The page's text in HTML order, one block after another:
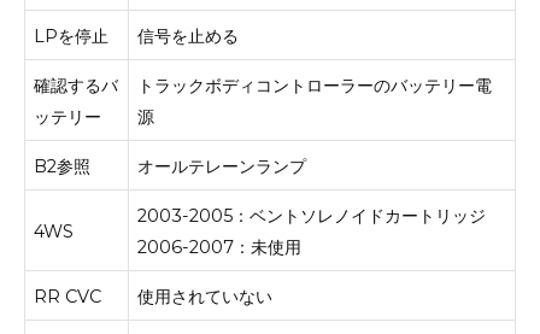
LPを停止 信号を止める
確認するバ
ッテリー
トラックボディコントローラーのバッテリー電
源
B2参照 オールテレーンランプ
4WS
2003-2005：ベントソレノイドカートリッジ
2006-2007：未使用
RR CVC 使用されていない